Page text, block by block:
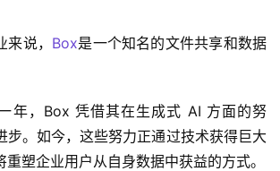
说， Box是一个知名的文件共享和数据
年，Box 凭借其在生成式 AI 方面的努
步。如今，这些努力正通过技术获得巨大
塑企业用户从自身数据中获益的方式。